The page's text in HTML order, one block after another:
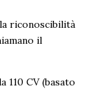
riconoscibilità
il
CV (basato